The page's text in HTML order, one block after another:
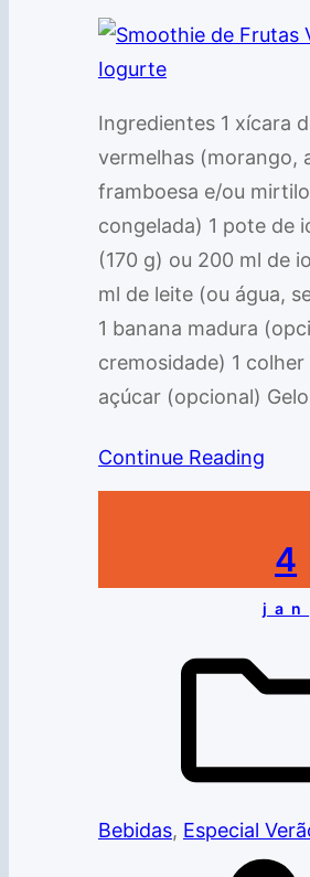
Ingredientes 1 xícara
vermelhas (morango,
framboesa e/ou
congelada) 1 pote de
(170 g) ou 200 ml de
ml de leite (ou água,
1 banana madura
cremosidade) 1
açúcar (opcional)
Continue Reading
4
jan
Bebidas, Especial